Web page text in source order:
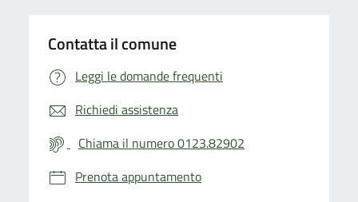
Contatta il comune
Leggi le domande frequenti
Richiedi assistenza
Chiama il numero 0123.82902
Prenota appuntamento